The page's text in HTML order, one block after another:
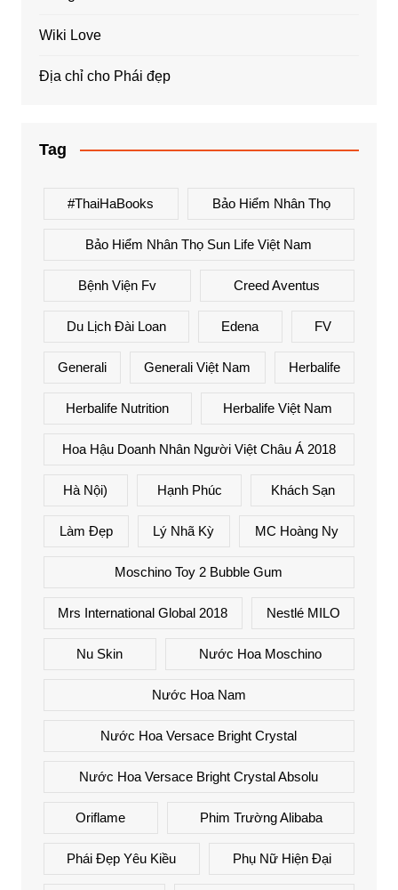
Wiki Love
Địa chỉ cho Phái đẹp
Tag
#ThaiHaBooks Bảo Hiểm Nhân Thọ
Bảo Hiểm Nhân Thọ Sun Life Việt Nam
Bệnh Viện Fv Creed Aventus
Du Lịch Đài Loan Edena FV
Generali Generali Việt Nam Herbalife
Herbalife Nutrition Herbalife Việt Nam
Hoa Hậu Doanh Nhân Người Việt Châu Á 2018
Hà Nội) Hạnh Phúc Khách Sạn
Làm Đẹp Lý Nhã Kỳ MC Hoàng Ny
Moschino Toy 2 Bubble Gum
Mrs International Global 2018 Nestlé MILO
Nu Skin Nước Hoa Moschino
Nước Hoa Nam
Nước Hoa Versace Bright Crystal
Nước Hoa Versace Bright Crystal Absolu
Oriflame Phim Trường Alibaba
Phái Đẹp Yêu Kiều Phụ Nữ Hiện Đại